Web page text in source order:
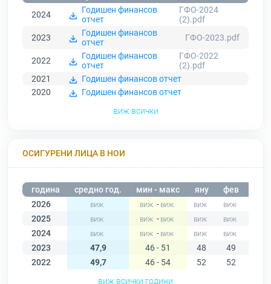
2024
Годишен финансов
отчет
ГФО-2024
(2).pdf
2023
Годишен финансов
отчет
ГФО-2023.pdf
2022
Годишен финансов
отчет
ГФО-2022
(2).pdf
2021
Годишен финансов отчет
2020
Годишен финансов отчет
виж всички
ОСИГУРЕНИ ЛИЦА В НОИ
година средно год. мин - макс яну фев
2026
-
2025
-
2024
-
2023
47,9 46 - 51 48 49
2022
49,7 46 - 54 52 52
виж всички години